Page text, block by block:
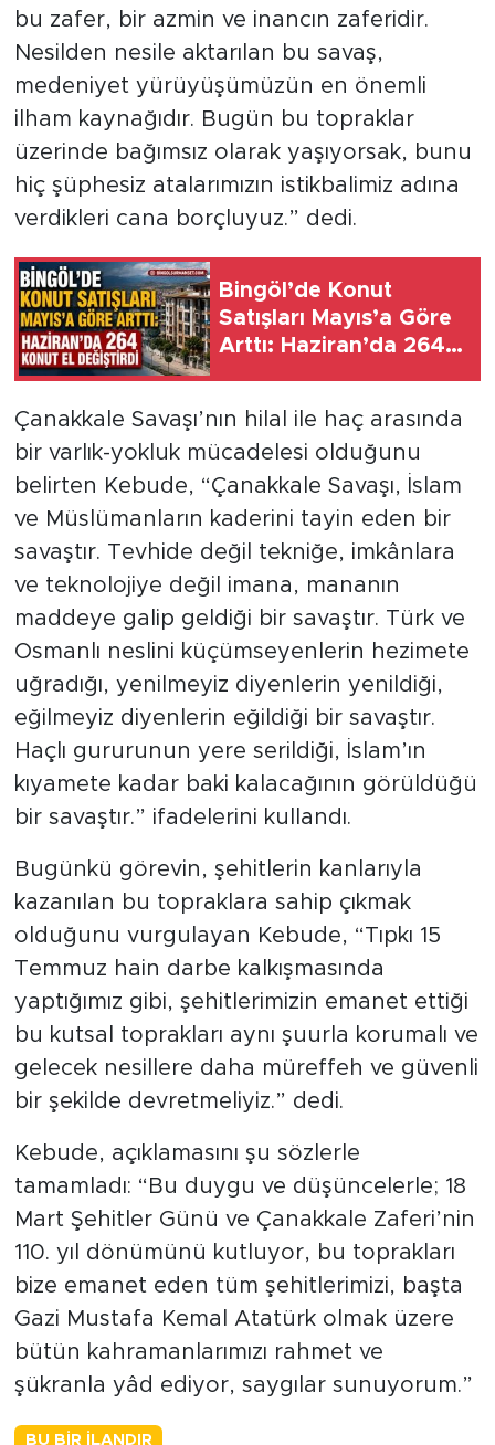
bu zafer, bir azmin ve inancın zaferidir.
Nesilden nesile aktarılan bu savaş,
medeniyet yürüyüşümüzün en önemli
ilham kaynağıdır. Bugün bu topraklar
üzerinde bağımsız olarak yaşıyorsak, bunu
hiç şüphesiz atalarımızın istikbalimiz adına
verdikleri cana borçluyuz.” dedi.
Bingöl’de Konut
Satışları Mayıs’a Göre
Arttı: Haziran’da 264
Çanakkale Savaşı’nın hilal ile haç arasında
bir varlık-yokluk mücadelesi olduğunu
belirten Kebude, “Çanakkale Savaşı, İslam
ve Müslümanların kaderini tayin eden bir
savaştır. Tevhide değil tekniğe, imkânlara
ve teknolojiye değil imana, mananın
maddeye galip geldiği bir savaştır. Türk ve
Osmanlı neslini küçümseyenlerin hezimete
uğradığı, yenilmeyiz diyenlerin yenildiği,
eğilmeyiz diyenlerin eğildiği bir savaştır.
Haçlı gururunun yere serildiği, İslam’ın
kıyamete kadar baki kalacağının görüldüğü
bir savaştır.” ifadelerini kullandı.
Bugünkü görevin, şehitlerin kanlarıyla
kazanılan bu topraklara sahip çıkmak
olduğunu vurgulayan Kebude, “Tıpkı 15
Temmuz hain darbe kalkışmasında
yaptığımız gibi, şehitlerimizin emanet ettiği
bu kutsal toprakları aynı şuurla korumalı ve
gelecek nesillere daha müreffeh ve güvenli
bir şekilde devretmeliyiz.” dedi.
Kebude, açıklamasını şu sözlerle
tamamladı: “Bu duygu ve düşüncelerle; 18
Mart Şehitler Günü ve Çanakkale Zaferi’nin
110. yıl dönümünü kutluyor, bu toprakları
bize emanet eden tüm şehitlerimizi, başta
Gazi Mustafa Kemal Atatürk olmak üzere
bütün kahramanlarımızı rahmet ve
şükranla yâd ediyor, saygılar sunuyorum.”
BU BIR İLANDIR